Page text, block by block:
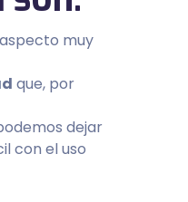
muy
que, por
dejar
con el uso